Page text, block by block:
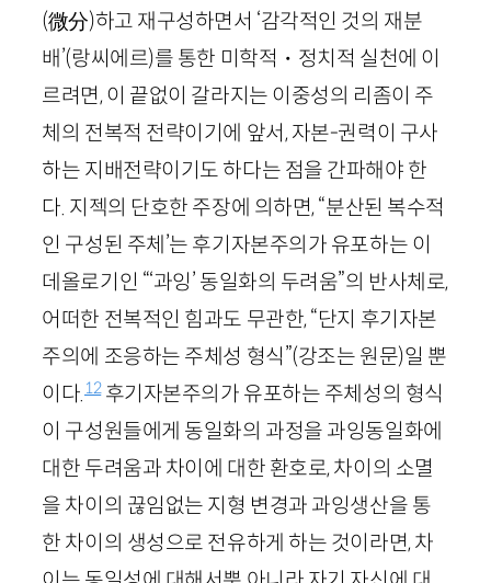
(微分)하고 재구성하면서 ‘감각적인 것의 재분
배’(랑씨에르)를 통한 미학적・정치적 실천에 이
르려면, 이 끝없이 갈라지는 이중성의 리좀이 주
체의 전복적 전략이기에 앞서, 자본-권력이 구사
하는 지배전략이기도 하다는 점을 간파해야 한
다. 지젝의 단호한 주장에 의하면, “분산된 복수적
인 구성된 주체’는 후기자본주의가 유포하는 이
데올로기인 “‘과잉’ 동일화의 두려움”의 반사체로,
어떠한 전복적인 힘과도 무관한, “단지 후기자본
주의에 조응하는 주체성 형식”(강조는 원문)일 뿐
이다.12후기자본주의가 유포하는 주체성의 형식
이 구성원들에게 동일화의 과정을 과잉동일화에
대한 두려움과 차이에 대한 환호로, 차이의 소멸
을 차이의 끊임없는 지형 변경과 과잉생산을 통
한 차이의 생성으로 전유하게 하는 것이라면, 차